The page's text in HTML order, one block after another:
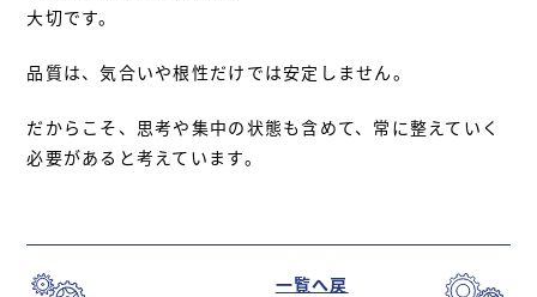
大切です。
品質は、気合いや根性だけでは安定しません。
だからこそ、思考や集中の状態も含めて、常に整えていく
必要があると考えています。
一覧へ戻